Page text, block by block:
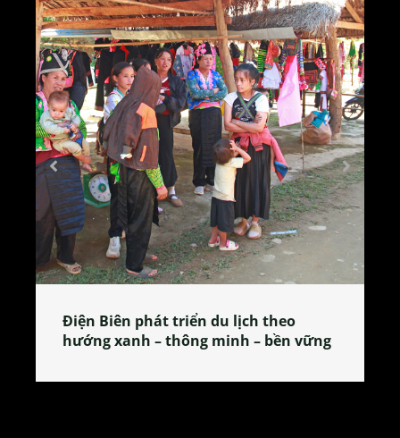
Làng làm bánh tẻ Phú Nhi – nơi lan
tỏa đặc sản xứ Đoài